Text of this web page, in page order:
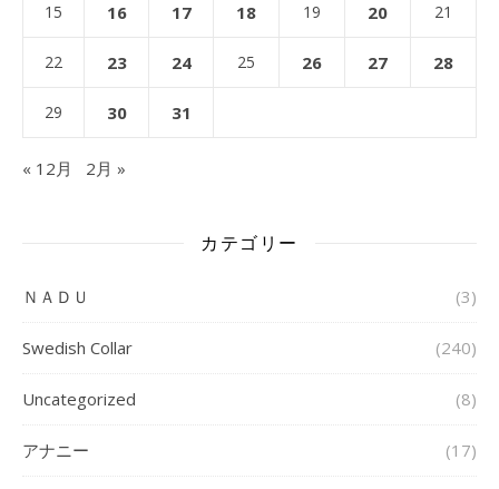
15 16 17 18 19 20 21
22 23 24 25 26 27 28
29 30 31
« 12月 2月 »
カテゴリー
ＮＡＤＵ (3)
Swedish Collar (240)
Uncategorized (8)
アナニー (17)